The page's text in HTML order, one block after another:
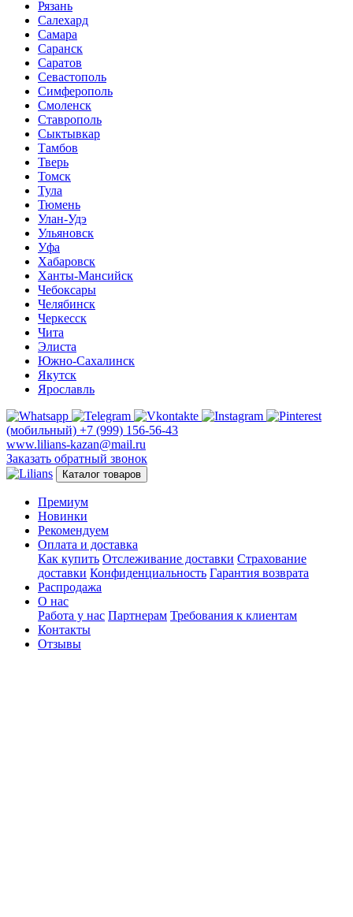
Рязань
Салехард
Самара
Саранск
Саратов
Севастополь
Симферополь
Смоленск
Ставрополь
Сыктывкар
Тамбов
Тверь
Томск
Тула
Тюмень
Улан-Удэ
Ульяновск
Уфа
Хабаровск
Ханты-Мансийск
Чебоксары
Челябинск
Черкесск
Чита
Элиста
Южно-Сахалинск
Якутск
Ярославль
(мобильный) +7 (999) 156-56-43
www.lilians-kazan@mail.ru
Заказать обратный звонок
Каталог товаров
Премиум
Новинки
Рекомендуем
Оплата и доставка
Как купить Отслеживание доставки Страхование
доставки Конфиденциальность Гарантия возврата
Распродажа
О нас
Работа у нас Партнерам Требования к клиентам
Контакты
Отзывы